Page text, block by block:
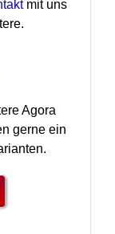
mit uns
Agora
gerne ein